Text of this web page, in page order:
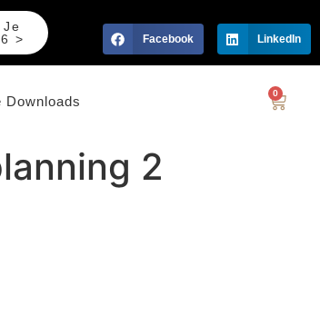
>
Facebook LinkedIn
Downloads
0
2